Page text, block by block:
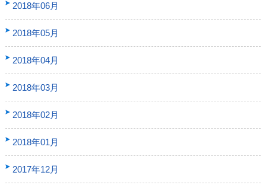
2018年06月
2018年05月
2018年04月
2018年03月
2018年02月
2018年01月
2017年12月